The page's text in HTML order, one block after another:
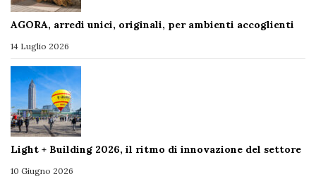
AGORA, arredi unici, originali, per ambienti accoglienti
14 Luglio 2026
Light + Building 2026, il ritmo di innovazione del settore
10 Giugno 2026